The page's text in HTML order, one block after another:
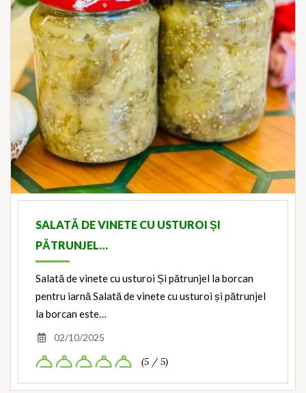
SALATĂ DE VINETE CU USTUROI ȘI
PĂTRUNJEL…
Salată de vinete cu usturoi Și pătrunjel la borcan
pentru iarnă Salată de vinete cu usturoi și pătrunjel
la borcan este…
02/10/2025
(5 / 5)